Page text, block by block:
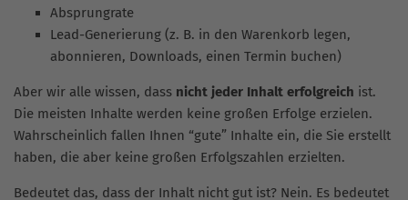
Absprungrate
Lead-Generierung (z. B. in den Warenkorb legen,
abonnieren, Downloads, einen Termin buchen)
Aber wir alle wissen, dass nicht jeder Inhalt erfolgreich ist.
Die meisten Inhalte werden keine großen Erfolge erzielen.
Wahrscheinlich fallen Ihnen “gute” Inhalte ein, die Sie erstellt
haben, die aber keine großen Erfolgszahlen erzielten.
Bedeutet das, dass der Inhalt nicht gut ist? Nein. Es bedeutet